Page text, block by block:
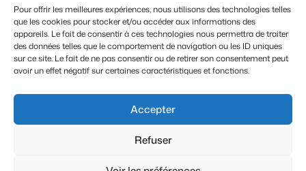
Pour offrir les meilleures expériences, nous utilisons des technologies telles
que les cookies pour stocker et/ou accéder aux informations des
appareils. Le fait de consentir à ces technologies nous permettra de traiter
des données telles que le comportement de navigation ou les ID uniques
sur ce site. Le fait de ne pas consentir ou de retirer son consentement peut
avoir un effet négatif sur certaines caractéristiques et fonctions.
Accepter
Refuser
Gleese : la plateforme qui réinvente les rencontres
intimes